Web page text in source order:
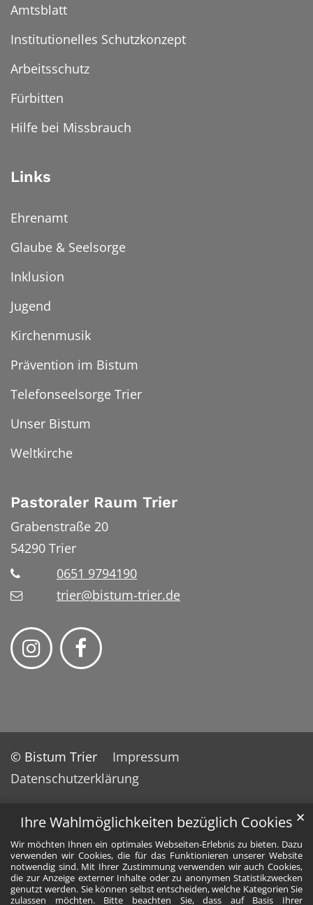
Ihre Wahlmöglichkeiten bezüglich Cookies
Wir möchten Ihnen ein optimales Webseiten-Erlebnis zu bieten. Dazu
verwenden wir Cookies, die für das Funktionieren unserer Website
notwendig sind. Mit Ihrer Zustimmung verwenden wir auch Cookies,
die zur Anzeige externer Inhalte oder zu anonymen Statistikzwecken
genutzt werden. Sie können selbst entscheiden, welche Kategorien Sie
zulassen möchten. Bitte beachten Sie, dass auf Basis Ihrer
✕
Amtsblatt
Institutionelles Schutzkonzept
Arbeitsschutz
Fürbitten
Hilfe bei Missbrauch
Links
Ehrenamt
Glaube & Seelsorge
Inklusion
Jugend
Kirchenmusik
Prävention im Bistum
Telefonseelsorge Trier
Unser Bistum
Weltkirche
Pastoraler Raum Trier
Grabenstraße 20
54290 Trier
0651 9794190
trier@bistum-trier.de
© Bistum Trier
Impressum
Datenschutzerklärung